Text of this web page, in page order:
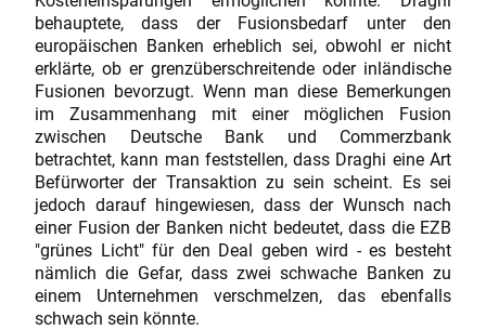
behauptete, dass der Fusionsbedarf unter den
europäischen Banken erheblich sei, obwohl er nicht
erklärte, ob er grenzüberschreitende oder inländische
Fusionen bevorzugt. Wenn man diese Bemerkungen
im Zusammenhang mit einer möglichen Fusion
zwischen Deutsche Bank und Commerzbank
betrachtet, kann man feststellen, dass Draghi eine Art
Befürworter der Transaktion zu sein scheint. Es sei
jedoch darauf hingewiesen, dass der Wunsch nach
einer Fusion der Banken nicht bedeutet, dass die EZB
"grünes Licht" für den Deal geben wird - es besteht
nämlich die Gefar, dass zwei schwache Banken zu
einem Unternehmen verschmelzen, das ebenfalls
schwach sein könnte.